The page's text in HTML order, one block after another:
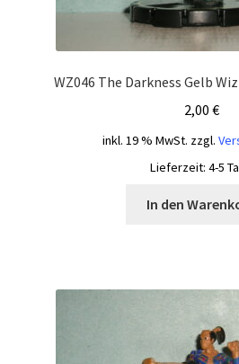
WZ046 The Darkness Gelb
2,00 €
inkl. 19 % MwSt. zzgl.
Lieferzeit: 4-5
In den